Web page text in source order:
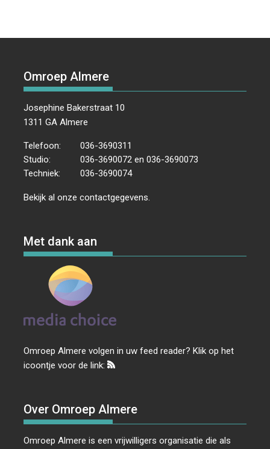
Omroep Almere
Josephine Bakerstraat 10
1311 GA Almere
Telefoon:
036-3690311
Studio:
036-3690072 en 036-3690073
Techniek:
036-3690074
Bekijk al onzecontactgegevens
Met dank aan
Omroep Almere volgen in uw feed reader? Klik op het
icoontje voor de link:
Over Omroep Almere
Omroep Almere is een vrijwilligers organisatie die als